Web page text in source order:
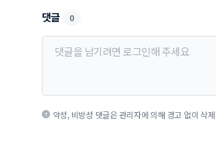
댓글 0
악성, 비방성 댓글은 관리자에 의해 경고 없이 삭